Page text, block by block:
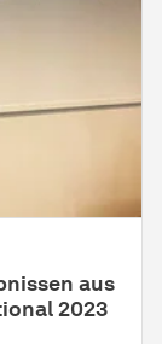
aus
2023